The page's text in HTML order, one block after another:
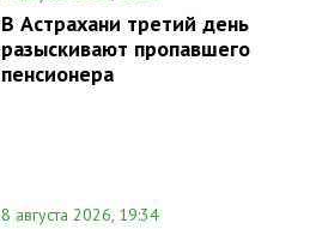
В Астрахани третий день
разыскивают пропавшего
пенсионера
8 августа 2026, 19:34